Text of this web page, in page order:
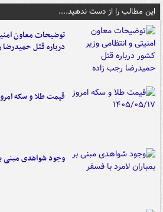
این مطالب را از دست ندهید....
توضیحات معاون
درباره قتل
قیمت طلا و سکه امروز ۱۴۰۵/
وجود شواهدی مبنی